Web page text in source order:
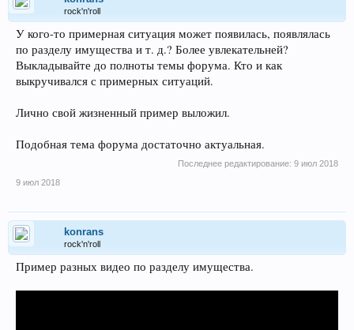
rock'n'roll
У кого-то примерная ситуация может появилась, появлялась
по разделу имущества и т. д.? Более увлекательней?
Выкладывайте до полноты темы форума. Кто и как
выкручивался с примерных ситуаций.
Лично свой жизненный пример выложил.
Подобная тема форума достаточно актуальная.
Последнее редактирование: 9 июл 2018
9 июл 2018
konrans
rock'n'roll
Пример разных видео по разделу имущества.